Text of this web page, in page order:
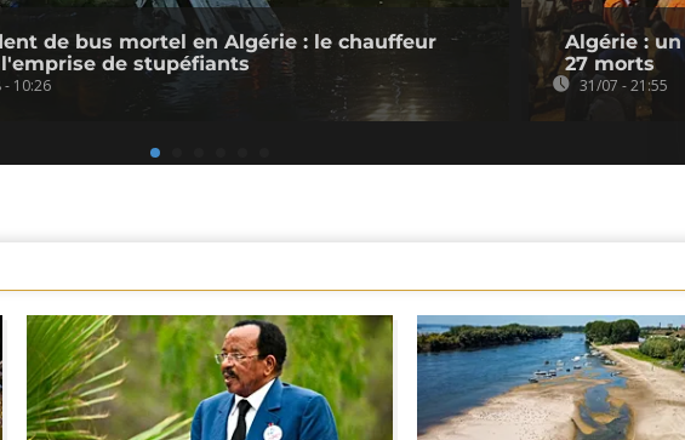
de bus mortel en Algérie : le chauffeur
de stupéfiants
- 10:26
Algérie :
27 morts
31/07 - 21:55